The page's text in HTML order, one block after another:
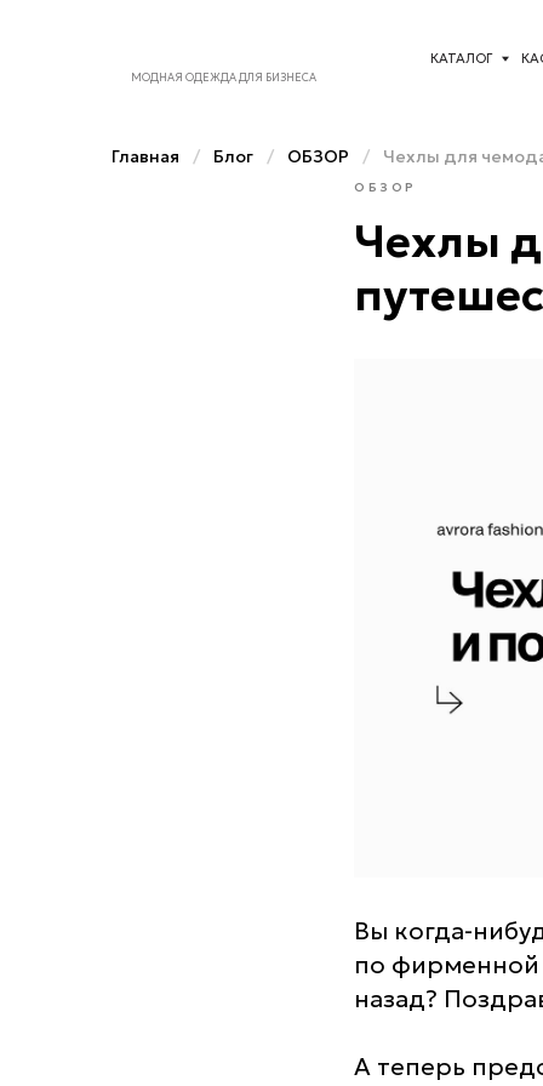
Главная / Блог / ОБЗОР / Чехлы для
КАТАЛОГ
ОБЗОР
Чехлы
Вы когда-
по фирменной
назад?
А теперь